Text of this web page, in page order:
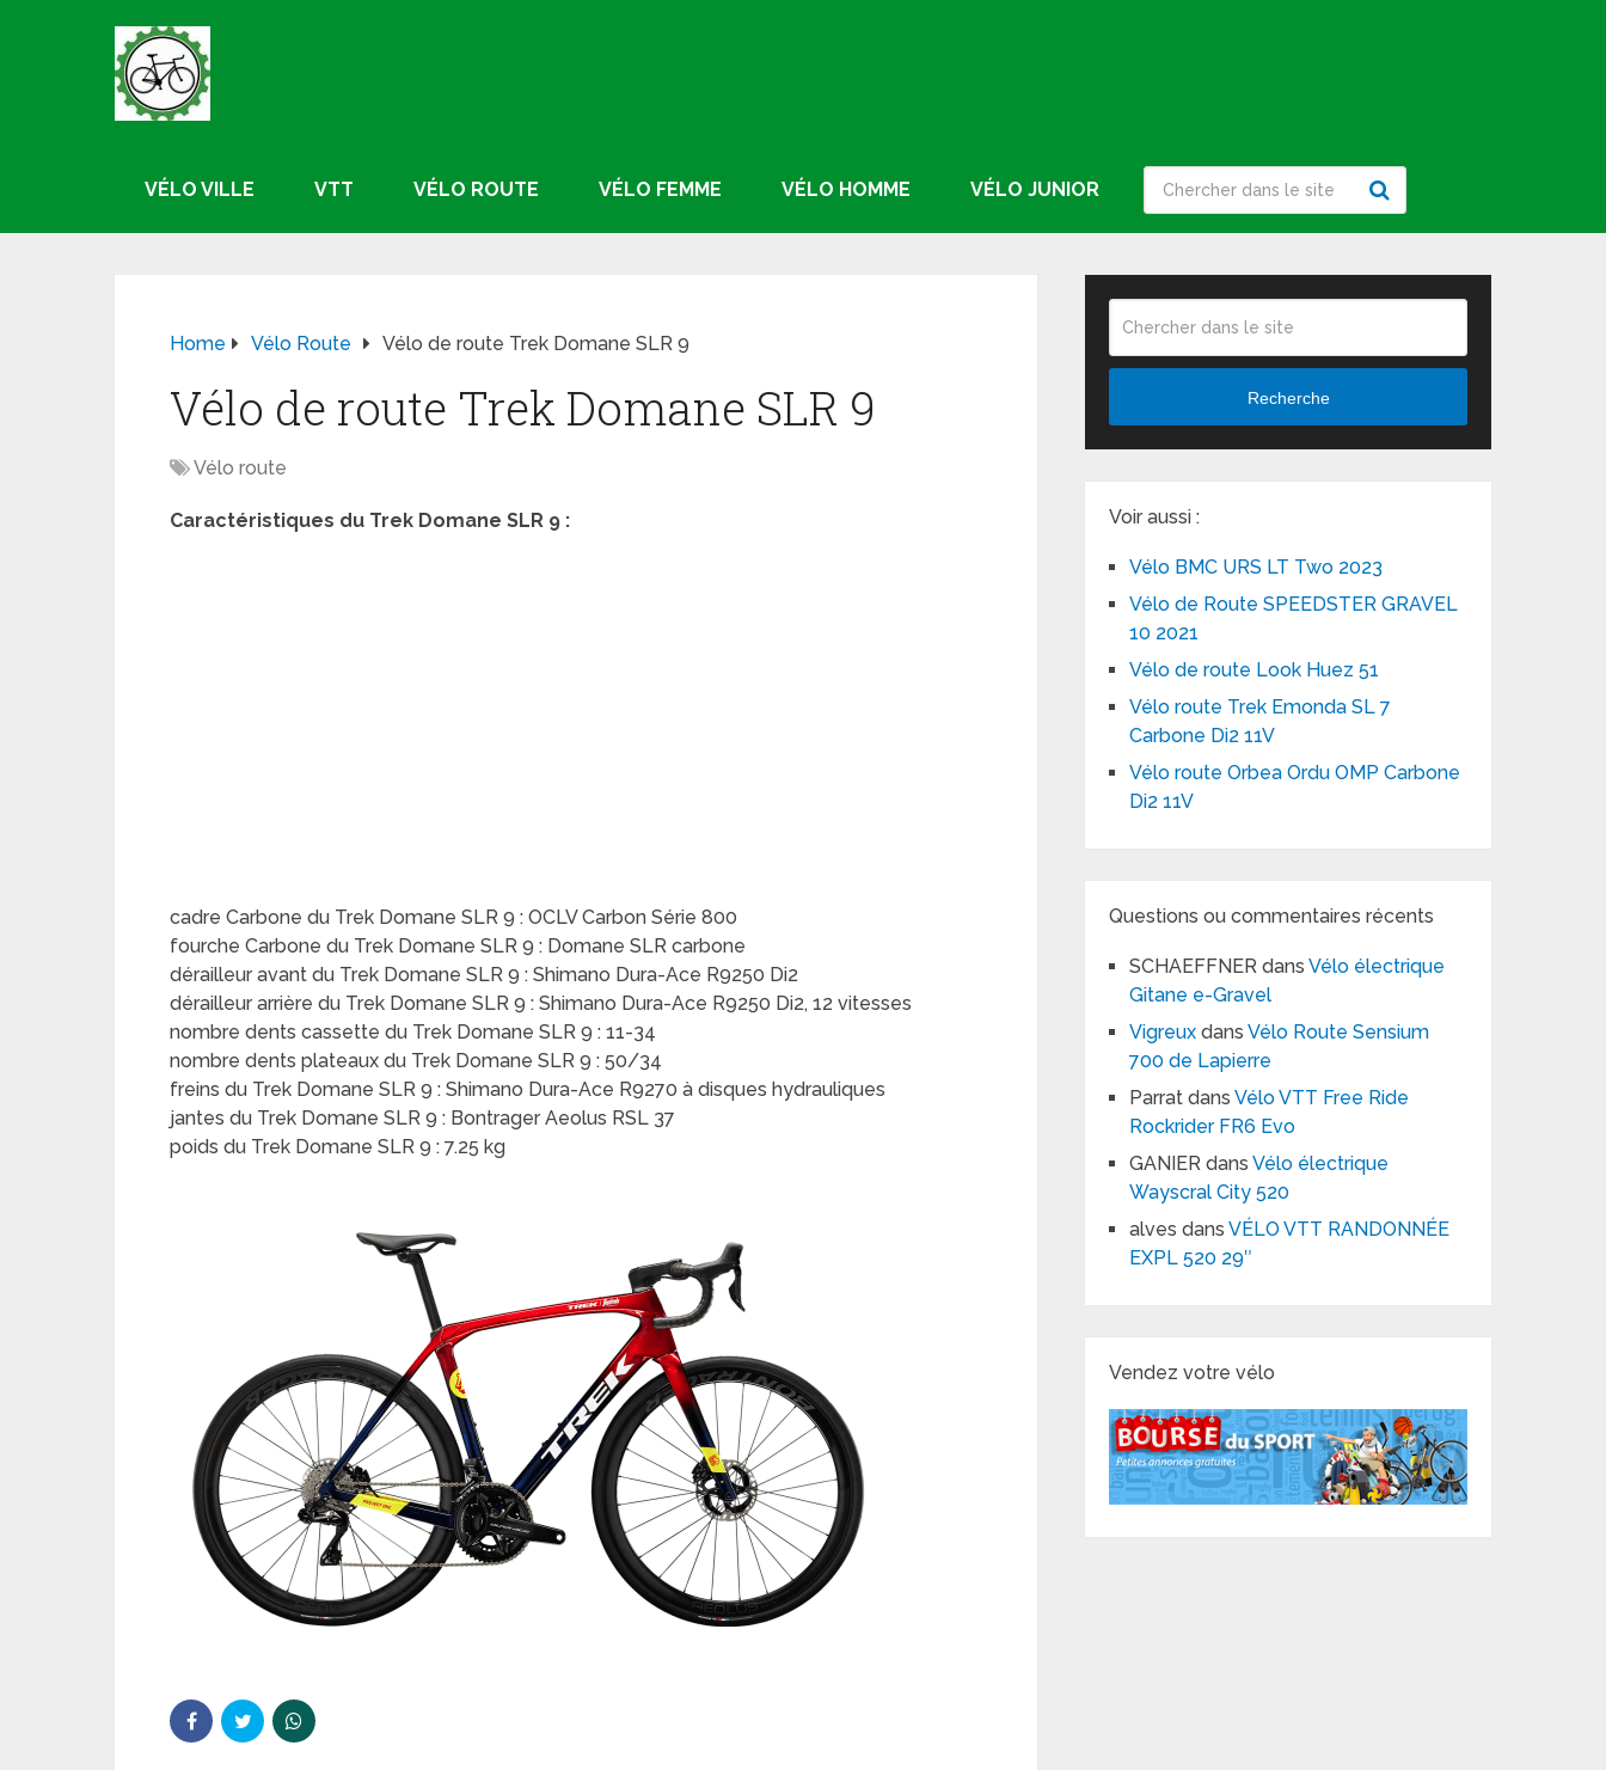
VÉLO VILLE VTT VÉLO ROUTE VÉLO FEMME VÉLO HOMME VÉLO JUNIOR
Home Vélo Route Vélo de route Trek Domane SLR 9
Vélo de route Trek Domane SLR 9
Vélo route
Caractéristiques du Trek Domane SLR 9 :
cadre Carbone du Trek Domane SLR 9 : OCLV Carbon Série 800
fourche Carbone du Trek Domane SLR 9 : Domane SLR carbone
dérailleur avant du Trek Domane SLR 9 : Shimano Dura-Ace R9250 Di2
dérailleur arrière du Trek Domane SLR 9 : Shimano Dura-Ace R9250 Di2, 12 vitesses
nombre dents cassette du Trek Domane SLR 9 : 11-34
nombre dents plateaux du Trek Domane SLR 9 : 50/34
freins du Trek Domane SLR 9 : Shimano Dura-Ace R9270 à disques hydrauliques
jantes du Trek Domane SLR 9 : Bontrager Aeolus RSL 37
poids du Trek Domane SLR 9 : 7.25 kg
Recherche
Voir aussi :
Vélo BMC URS LT Two 2023
Vélo de Route SPEEDSTER GRAVEL
10 2021
Vélo de route Look Huez 51
Vélo route Trek Emonda SL 7
Carbone Di2 11V
Vélo route Orbea Ordu OMP Carbone
Di2 11V
Questions ou commentaires récents
SCHAEFFNER dansVélo électrique
Gitane e-Gravel
Vigreux dansVélo Route Sensium
700 de Lapierre
Parrat dansVélo VTT Free Ride
Rockrider FR6 Evo
GANIER dansVélo électrique
Wayscral City 520
alves dansVÉLO VTT RANDONNÉE
EXPL 520 29″
Vendez votre vélo